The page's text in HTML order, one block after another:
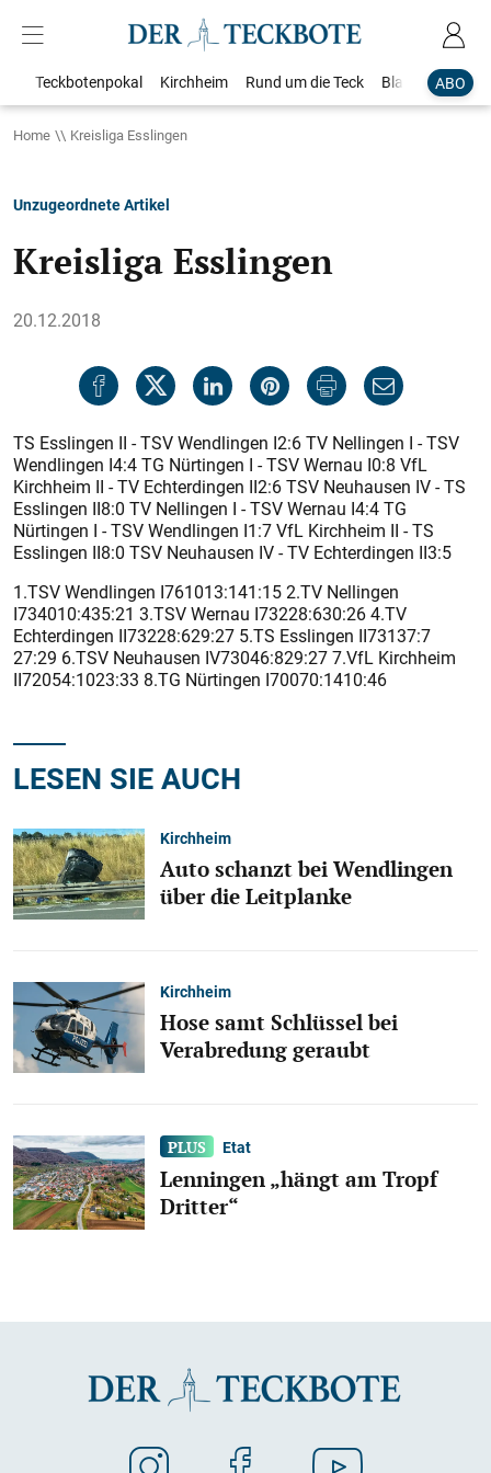
ABO
Teckbotenpokal Kirchheim Rund um die Teck Blaulicht
Home Kreisliga Esslingen
Unzugeordnete Artikel
Kreisliga Esslingen
20.12.2018
TS Esslingen II - TSV Wendlingen I2:6 TV Nellingen I - TSV
Wendlingen I4:4 TG Nürtingen I - TSV Wernau I0:8 VfL
Kirchheim II - TV Echterdingen II2:6 TSV Neuhausen IV - TS
Esslingen II8:0 TV Nellingen I - TSV Wernau I4:4 TG
Nürtingen I - TSV Wendlingen I1:7 VfL Kirchheim II - TS
Esslingen II8:0 TSV Neuhausen IV - TV Echterdingen II3:5
1.TSV Wendlingen I761013:141:15 2.TV Nellingen
I734010:435:21 3.TSV Wernau I73228:630:26 4.TV
Echterdingen II73228:629:27 5.TS Esslingen II73137:7
27:29 6.TSV Neuhausen IV73046:829:27 7.VfL Kirchheim
II72054:1023:33 8.TG Nürtingen I70070:1410:46
LESEN SIE AUCH
Kirchheim
Auto schanzt bei Wendlingen
über die Leitplanke
Kirchheim
Hose samt Schlüssel bei
Verabredung geraubt
Etat
Lenningen „hängt am Tropf
Dritter“